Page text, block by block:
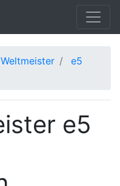
Weltmeister
e5
e5